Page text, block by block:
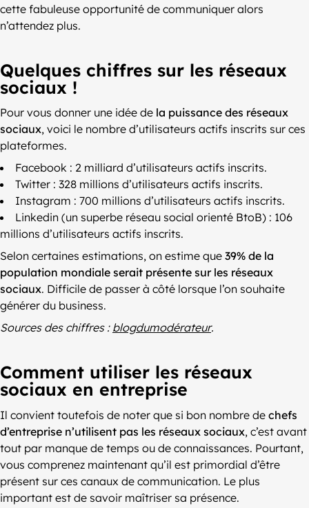
cette fabuleuse opportunité de communiquer alors
n’attendez plus.
Quelques chiffres sur les réseaux
sociaux !
Pour vous donner une idée de la puissance des réseaux
sociaux, voici le nombre d’utilisateurs actifs inscrits sur ces
plateformes.
Facebook : 2 milliard d’utilisateurs actifs inscrits.
Twitter : 328 millions d’utilisateurs actifs inscrits.
Instagram : 700 millions d’utilisateurs actifs inscrits.
Linkedin (un superbe réseau social orienté BtoB) : 106
millions d’utilisateurs actifs inscrits.
Selon certaines estimations, on estime que 39% de la
population mondiale serait présente sur les réseaux
sociaux. Difficile de passer à côté lorsque l’on souhaite
générer du business.
Sources des chiffres : blogdumodérateur.
Comment utiliser les réseaux
sociaux en entreprise
Il convient toutefois de noter que si bon nombre de chefs
d’entreprise n’utilisent pas les réseaux sociaux, c’est avant
tout par manque de temps ou de connaissances. Pourtant,
vous comprenez maintenant qu’il est primordial d’être
présent sur ces canaux de communication. Le plus
important est de savoir maîtriser sa présence.